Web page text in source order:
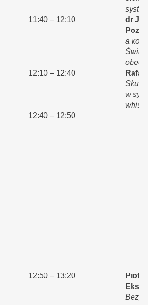
11:40 – 12:10
dr
a
12:10 – 12:40
w
12:40 – 12:50
12:50 – 13:20
Piotr